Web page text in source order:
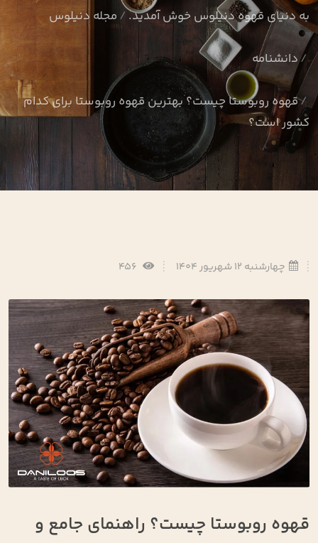
به دنیای قهوه دنیلوس خوش آمدید. مجله دنیلوس
دانشنامه
قهوه روبوستا چیست؟ بهترین قهوه روبوستا برای کدام
کشور است؟
چهارشنبه 12 شهریور 1404
قهوه روبوستا چیست؟ راهنمای جامع و